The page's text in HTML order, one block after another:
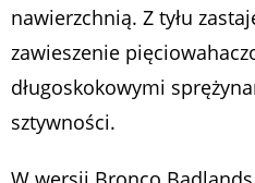
nawierzchnią. Z tyłu
zawieszenie
długoskokowymi
sztywności.